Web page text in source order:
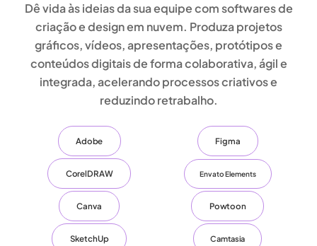
Dê vida às ideias da sua equipe com softwares de
criação e design em nuvem. Produzaprojetos
gráficos, vídeos, apresentações, protótipos e
conteúdos digitaisde forma colaborativa, ágil e
integrada, acelerando processos criativos e
reduzindo retrabalho.
Adobe Figma
CorelDRAW Envato Elements
Canva Powtoon
SketchUp Camtasia